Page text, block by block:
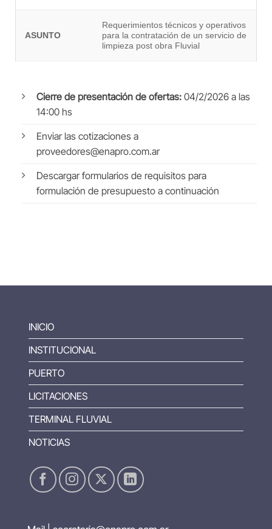
ASUNTO
Requerimientos técnicos y operativos
para la contratación de un servicio de
limpieza post obra Fluvial
Cierre de presentación de ofertas: 04/2/2026 a las
14:00 hs
Enviar las cotizaciones a
proveedores@enapro.com.ar
Descargar formularios de requisitos para
formulación de presupuesto a continuación
INICIO
INSTITUCIONAL
PUERTO
LICITACIONES
TERMINAL FLUVIAL
NOTICIAS